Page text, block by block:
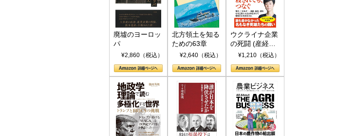
廃墟のヨーロッ
パ
¥2,860（税込）
北方領土を知る
ための63章
¥2,640（税込）
ウクライナ企業
の死闘 (産経セ
レクト S 039)
¥1,210（税込）